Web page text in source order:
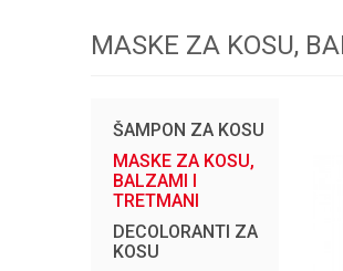
MASKE ZA KOSU,
ŠAMPON ZA KOSU
MASKE ZA KOSU,
BALZAMI I
TRETMANI
DECOLORANTI ZA
KOSU